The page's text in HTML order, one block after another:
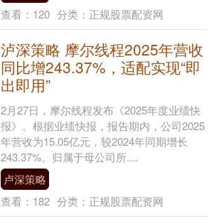
查看： 120 分类： 正规股票配资网
泸深策略 摩尔线程2025年营收
同比增243.37%，适配实现“即
出即用”
2月27日，摩尔线程发布《2025年度业绩快
报》。根据业绩快报，报告期内，公司2025
年营收为15.05亿元，较2024年同期增长
243.37%。归属于母公司所....
卢深策略
查看： 182 分类： 正规股票配资网